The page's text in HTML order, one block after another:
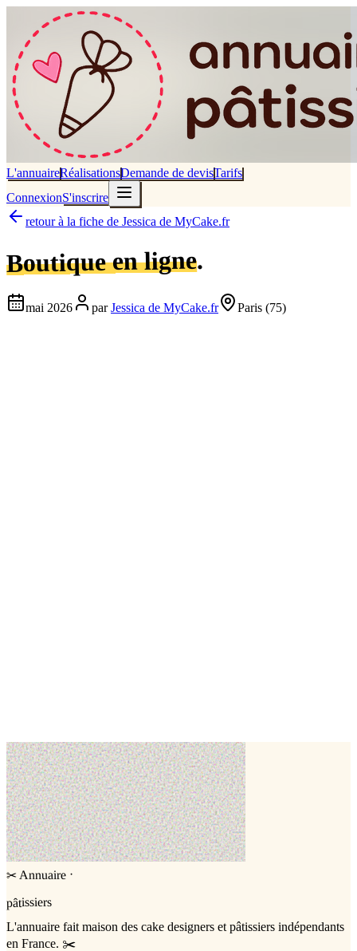
L'annuaireRéalisationsDemande de devisTarifs
ConnexionS'inscrire
retour à la fiche de Jessica de MyCake.fr
Boutique en ligne.
mai 2026 par Jessica de MyCake.fr Paris (75)
Number cake
✂ Annuaire ·
pâtissiers
L'annuaire fait maison des cake designers et pâtissiers indépendants
en France. ✂️